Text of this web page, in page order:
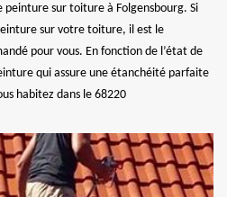
peinture sur toiture à Folgensbourg. Si
sur votre toiture, il est le
pour vous. En fonction de l’état de
qui assure une étanchéité parfaite
habitez dans le 68220